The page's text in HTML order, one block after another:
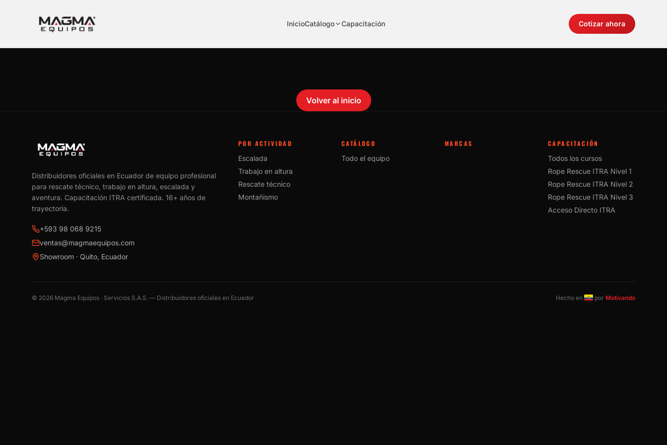
InicioCatálogo Capacitación Cotizar ahora
Volver al inicio
Distribuidores oficiales en Ecuador de equipo profesional
para rescate técnico, trabajo en altura, escalada y
aventura. Capacitación ITRA certificada. 16+ años de
trayectoria.
+593 98 068 9215
ventas@magmaequipos.com
Showroom · Quito, Ecuador
POR ACTIVIDAD
Escalada
Trabajo en altura
Rescate técnico
Montañismo
CATÁLOGO
Todo el equipo
MARCAS
CAPACITACIÓN
Todos los cursos
Rope Rescue ITRA Nivel 1
Rope Rescue ITRA Nivel 2
Rope Rescue ITRA Nivel 3
Acceso Directo ITRA
© 2026 Magma Equipos · Servicios S.A.S. — Distribuidores oficiales en Ecuador Hecho en por Motivando